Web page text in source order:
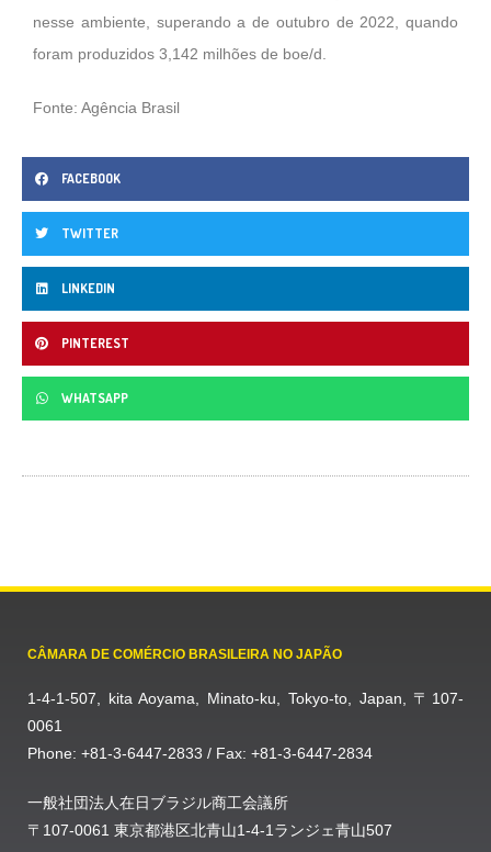
nesse ambiente, superando a de outubro de 2022, quando
foram produzidos 3,142 milhões de boe/d.
Fonte: Agência Brasil
FACEBOOK
TWITTER
LINKEDIN
PINTEREST
WHATSAPP
CÂMARA DE COMÉRCIO BRASILEIRA NO JAPÃO
1-4-1-507, kita Aoyama, Minato-ku, Tokyo-to, Japan, 〒107-
0061
Phone: +81-3-6447-2833 / Fax: +81-3-6447-2834
一般社団法人在日ブラジル商工会議所
〒107-0061 東京都港区北青山1-4-1ランジェ青山507